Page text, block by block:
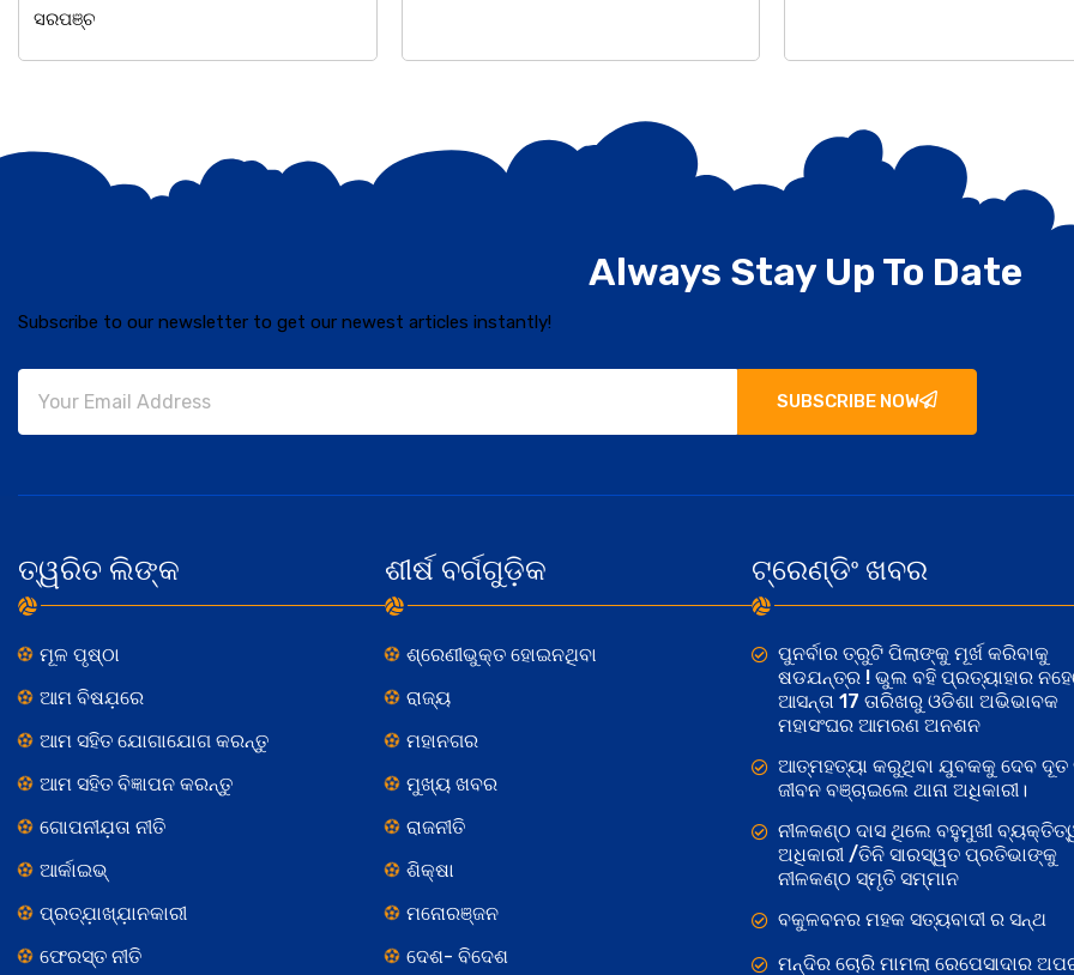
Always Stay Up To Date
Subscribe to our newsletter to get our newest articles instantly!
SUBSCRIBE NOW
ତ୍ୱରିତ ଲିଙ୍କ
ମୂଳ ପୃଷ୍ଠା
ଆମ ବିଷଯ଼ରେ
ଆମ ସହିତ ଯୋଗାଯୋଗ କରନ୍ତୁ
ଆମ ସହିତ ବିଜ୍ଞାପନ କରନ୍ତୁ
ଗୋପନୀଯ଼ତା ନୀତି
ଆର୍କାଇଭ୍
ପ୍ରତ୍ଯ଼ାଖ୍ଯ଼ାନକାରୀ
ଫେରସ୍ତ ନୀତି
ଶୀର୍ଷ ବର୍ଗଗୁଡ଼ିକ
ଶ୍ରେଣୀଭୁକ୍ତ ହୋଇନଥିବା
ରାଜ୍ୟ
ମହାନଗର
ମୁଖ୍ୟ ଖବର
ରାଜନୀତି
ଶିକ୍ଷା
ମନୋରଞ୍ଜନ
ଦେଶ- ବିଦେଶ
ଟ୍ରେଣ୍ଡିଂ ଖବର
ପୁନର୍ବାର ତ୍ରୁଟି ପିଲାଙ୍କୁ ମୂର୍ଖ କରିବାକୁ
ଷଡଯନ୍ତ୍ର ! ଭୁଲ ବହି ପ୍ରତ୍ୟାହାର
ଆସନ୍ତା 17 ତାରିଖରୁ ଓଡିଶା ଅଭିଭାବକ
ମହାସଂଘର ଆମରଣ ଅନଶନ
ଆତ୍ମହତ୍ୟା କରୁଥିବା ଯୁବକକୁ ଦେବ ଦୂତ
ଜୀବନ ବଞ୍ଚାଇଲେ ଥାନା ଅଧିକାରୀ।
ନୀଳକଣ୍ଠ ଦାସ ଥିଲେ ବହୁମୁଖୀ
ଅଧିକାରୀ /ତିନି ସାରସ୍ୱତ ପ୍ରତିଭାଙ୍କୁ
ନୀଳକଣ୍ଠ ସ୍ମୃତି ସମ୍ମାନ
ବକୁଳବନର ମହକ ସତ୍ୟବାଦୀ ର ସନ୍ଥ
ମନ୍ଦିର ଚୋରି ମାମଲା ରେପେସାଦାର